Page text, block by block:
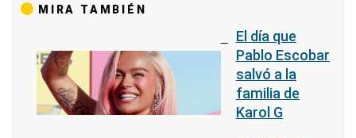
MIRA TAMBIÉN
El día que
Pablo Escobar
salvó a la
familia de
Karol G